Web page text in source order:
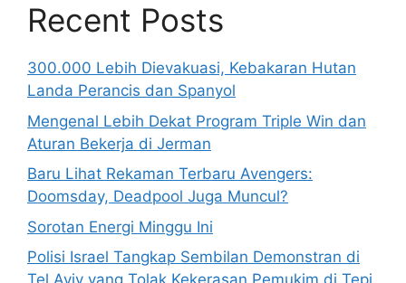
Recent Posts
300.000 Lebih Dievakuasi, Kebakaran Hutan
Landa Perancis dan Spanyol
Mengenal Lebih Dekat Program Triple Win dan
Aturan Bekerja di Jerman
Baru Lihat Rekaman Terbaru Avengers:
Doomsday, Deadpool Juga Muncul?
Sorotan Energi Minggu Ini
Polisi Israel Tangkap Sembilan Demonstran di